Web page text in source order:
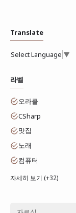
Translate
Select Language ▼
라벨
오라클
CSharp
맛집
노래
컴퓨터
자세히 보기 (+32)